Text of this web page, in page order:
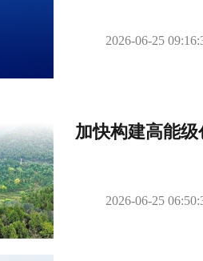
2026-06-25
加快构建高能
2026-06-25